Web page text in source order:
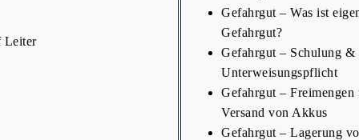
Leiter
Gefahrgut – Was ist
Gefahrgut?
Gefahrgut – Schulung &
Unterweisungspflicht
Gefahrgut – Freimengen
Versand von Akkus
Gefahrgut – Lagerung